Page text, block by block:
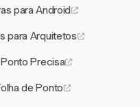
para Android
para Arquitetos
Precisa
de Ponto